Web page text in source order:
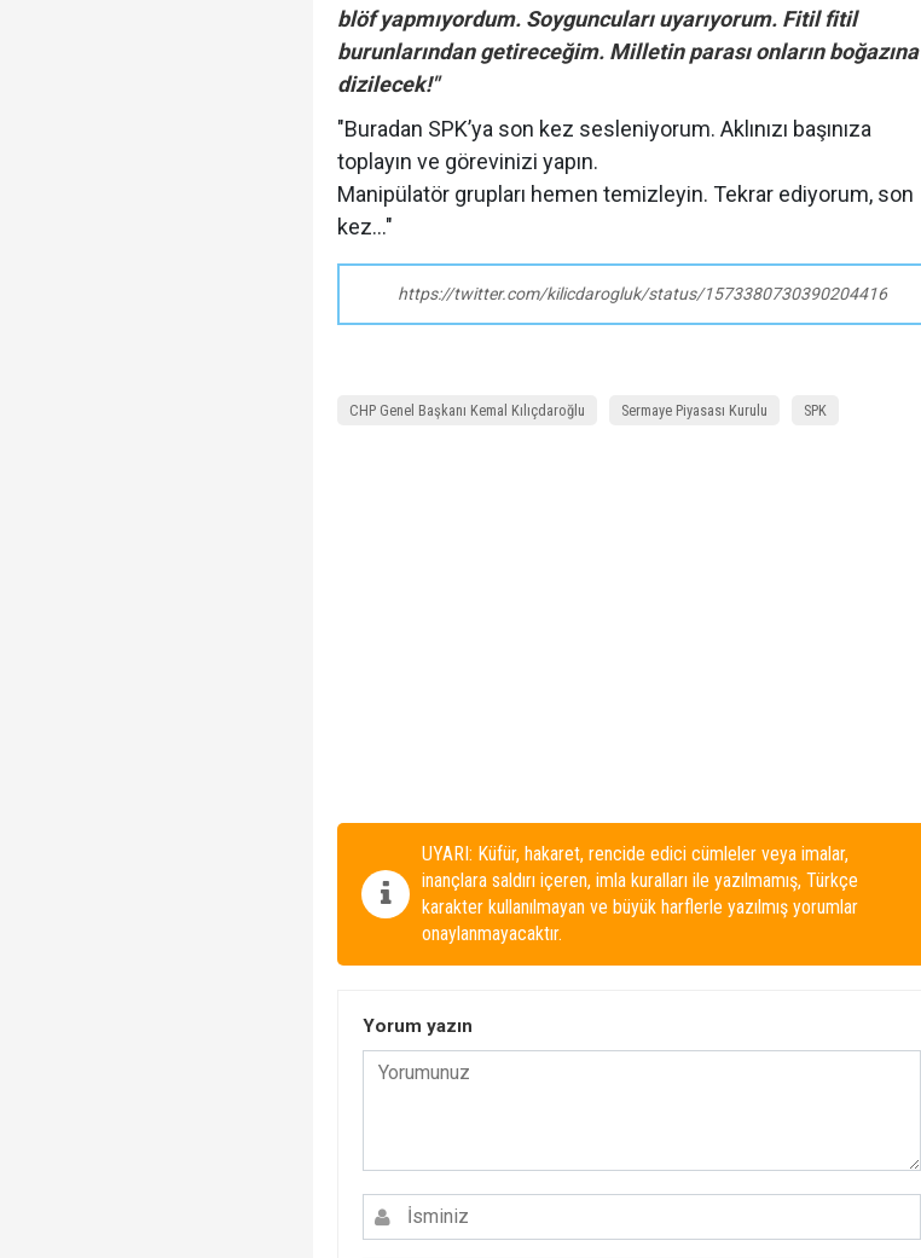
blöf yapmıyordum. Soyguncuları uyarıyorum. Fitil fitil
burunlarından getireceğim. Milletin parası onların boğazına
dizilecek!"
"Buradan SPK’ya son kez sesleniyorum. Aklınızı başınıza
toplayın ve görevinizi yapın.
Manipülatör grupları hemen temizleyin. Tekrar ediyorum, son
kez…"
https://twitter.com/kilicdarogluk/status/1573380730390204416
CHP Genel Başkanı Kemal Kılıçdaroğlu Sermaye Piyasası Kurulu SPK
UYARI: Küfür, hakaret, rencide edici cümleler veya imalar,
inançlara saldırı içeren, imla kuralları ile yazılmamış, Türkçe
karakter kullanılmayan ve büyük harflerle yazılmış yorumlar
onaylanmayacaktır.
Yorum yazın